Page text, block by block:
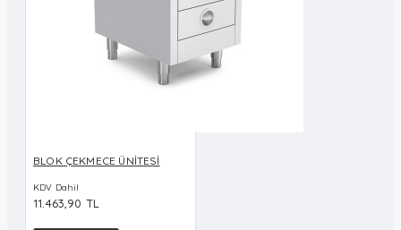
BLOK ÇEKMECE ÜNİTESİ
KDV Dahil
11.463,90 TL